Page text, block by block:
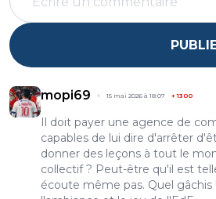
mopi69 15 mai 2026 à 18:07 +1300
Il doit payer une agence de
capables de lui dire d'arrêter
donner des leçons à tout le
collectif ? Peut-être qu'il est
écoute même pas. Quel gâchis